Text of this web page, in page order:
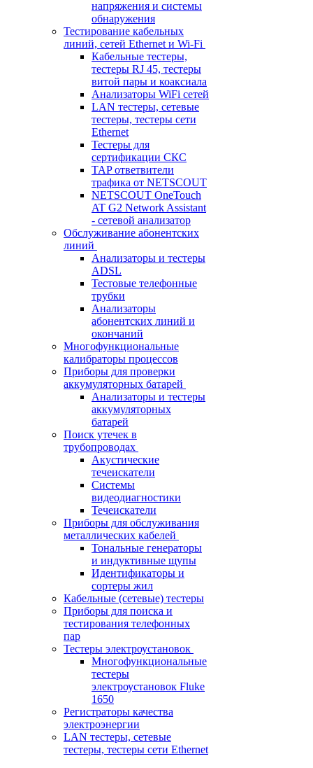
напряжения и системы
обнаружения
Тестирование кабельных
линий, сетей Ethernet и Wi-Fi
Кабельные тестеры,
тестеры RJ 45, тестеры
витой пары и коаксиала
Анализаторы WiFi сетей
LAN тестеры, сетевые
тестеры, тестеры сети
Ethernet
Тестеры для
сертификации СКС
TAP ответвители
трафика от NETSCOUT
NETSCOUT OneTouch
AT G2 Network Assistant
- сетевой анализатор
Обслуживание абонентских
линий
Анализаторы и тестеры
ADSL
Тестовые телефонные
трубки
Анализаторы
абонентских линий и
окончаний
Многофункциональные
калибраторы процессов
Приборы для проверки
аккумуляторных батарей
Анализаторы и тестеры
аккумуляторных
батарей
Поиск утечек в
трубопроводах
Акустические
течеискатели
Системы
видеодиагностики
Течеискатели
Приборы для обслуживания
металлических кабелей
Тональные генераторы
и индуктивные щупы
Идентификаторы и
сортеры жил
Кабельные (сетевые) тестеры
Приборы для поиска и
тестирования телефонных
пар
Тестеры электроустановок
Многофункциональные
тестеры
электроустановок Fluke
1650
Регистраторы качества
электроэнергии
LAN тестеры, сетевые
тестеры, тестеры сети Ethernet